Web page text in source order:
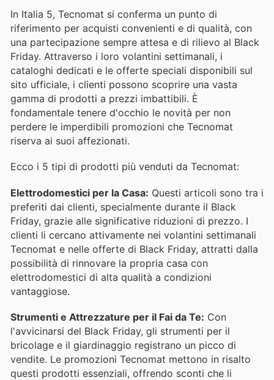
In Italia 5, Tecnomat si conferma un punto di
riferimento per acquisti convenienti e di qualità, con
una partecipazione sempre attesa e di rilievo al Black
Friday. Attraverso i loro volantini settimanali, i
cataloghi dedicati e le offerte speciali disponibili sul
sito ufficiale, i clienti possono scoprire una vasta
gamma di prodotti a prezzi imbattibili. È
fondamentale tenere d'occhio le novità per non
perdere le imperdibili promozioni che Tecnomat
riserva ai suoi affezionati.
Ecco i 5 tipi di prodotti più venduti da Tecnomat:
Elettrodomestici per la Casa: Questi articoli sono tra i
preferiti dai clienti, specialmente durante il Black
Friday, grazie alle significative riduzioni di prezzo. I
clienti li cercano attivamente nei volantini settimanali
Tecnomat e nelle offerte di Black Friday, attratti dalla
possibilità di rinnovare la propria casa con
elettrodomestici di alta qualità a condizioni
vantaggiose.
Strumenti e Attrezzature per il Fai da Te: Con
l'avvicinarsi del Black Friday, gli strumenti per il
bricolage e il giardinaggio registrano un picco di
vendite. Le promozioni Tecnomat mettono in risalto
questi prodotti essenziali, offrendo sconti che li